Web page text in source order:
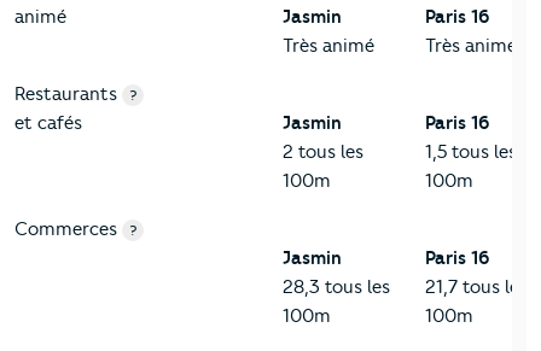
animé
Jasmin
Très animé
Paris 16
Très animé
Restaurants
et cafés
?
Jasmin
2 tous les
100m
Paris 16
1,5 tous les
100m
Commerces ?
Jasmin
28,3 tous les
100m
Paris 16
21,7 tous les
100m